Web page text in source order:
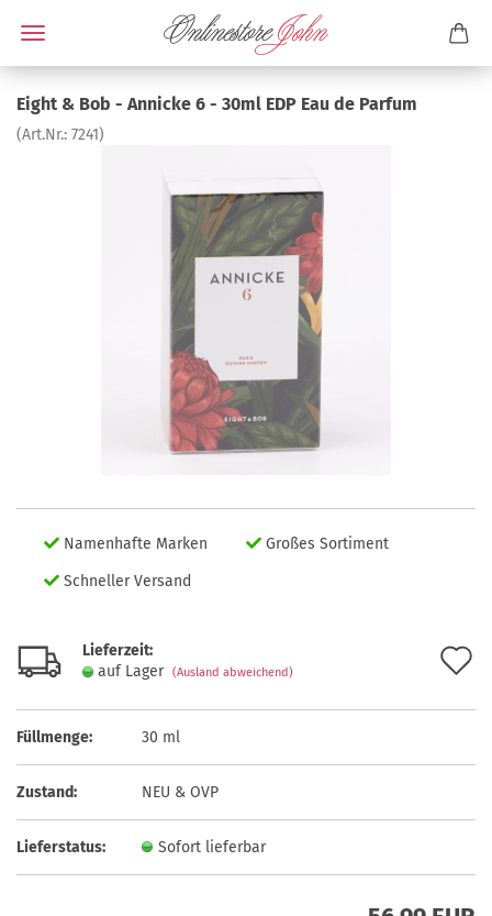
Eight & Bob - Annicke 6 - 30ml EDP Eau de Parfum
(Art.Nr.: 7241)
Namenhafte Marken
Großes Sortiment
Schneller Versand
Lieferzeit:
auf Lager (Ausland abweichend)
Füllmenge: 30 ml
Zustand: NEU & OVP
Lieferstatus: Sofort lieferbar